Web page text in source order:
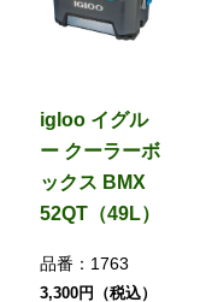
igloo イグル
ー クーラーボ
ックス BMX
52QT（49L）
品番： 1763
3,300円（税込）